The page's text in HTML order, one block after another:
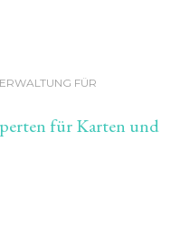
FÜR
für Karten und